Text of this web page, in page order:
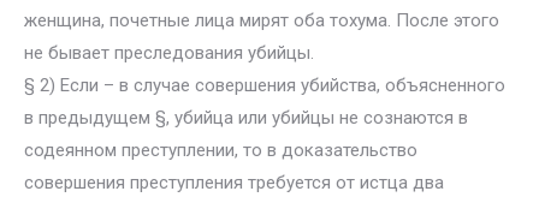
женщина, почетные лица мирят оба тохума. После этого
не бывает преследования убийцы.
§ 2) Если – в случае совершения убийства, объясненного
в предыдущем §, убийца или убийцы не сознаются в
содеянном преступлении, то в доказательство
совершения преступления требуется от истца два